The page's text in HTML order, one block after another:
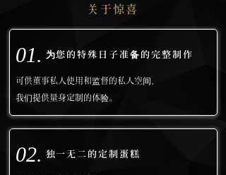
关于惊喜
01. 为您的特殊日子准备的完整制作
可供董事私人使用和监督的私人空间，
我们提供量身定制的体验。
02. 独一无二的定制蛋糕